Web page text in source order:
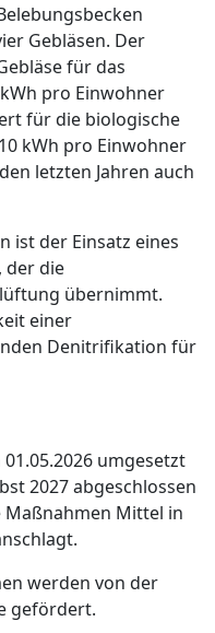
Gebläsen. Der
für das
pro Einwohner
für die biologische
kWh pro Einwohner
letzten Jahren auch
ist der Einsatz eines
der die
übernimmt.
einer
Denitrifikation für
umgesetzt
2027 abgeschlossen
Mittel in
werden von der
gefördert.